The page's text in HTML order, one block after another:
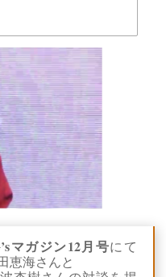
マガジン12月号にて
恵海さんと